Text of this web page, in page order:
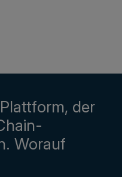
der
Worauf